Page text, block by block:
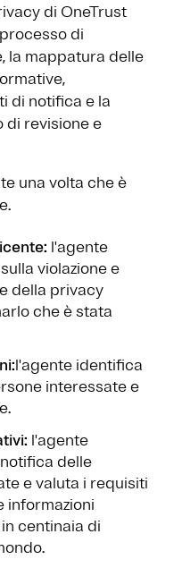
di OneTrust
di
la mappatura delle
di notifica e la
di revisione e
una volta che è
l'agente
violazione e
della privacy
che è stata
l'agente identifica
interessate e
l'agente
delle
e valuta i requisiti
informazioni
centinaia di